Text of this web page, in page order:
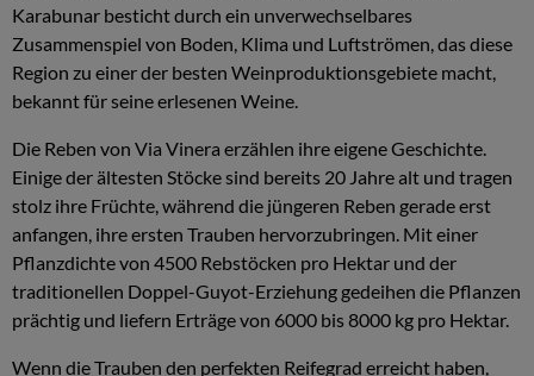
Karabunar besticht durch ein unverwechselbares
Zusammenspiel von Boden, Klima und Luftströmen, das diese
Region zu einer der besten Weinproduktionsgebiete macht,
bekannt für seine erlesenen Weine.
Die Reben von Via Vinera erzählen ihre eigene Geschichte.
Einige der ältesten Stöcke sind bereits 20 Jahre alt und tragen
stolz ihre Früchte, während die jüngeren Reben gerade erst
anfangen, ihre ersten Trauben hervorzubringen. Mit einer
Pflanzdichte von 4500 Rebstöcken pro Hektar und der
traditionellen Doppel-Guyot-Erziehung gedeihen die Pflanzen
prächtig und liefern Erträge von 6000 bis 8000 kg pro Hektar.
Wenn die Trauben den perfekten Reifegrad erreicht haben,